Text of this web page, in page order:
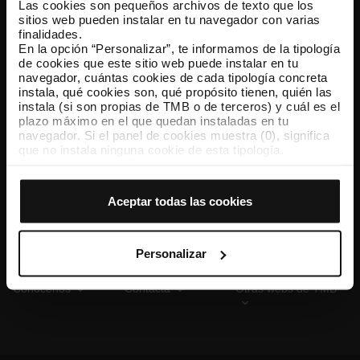
Las cookies son pequeños archivos de texto que los
sitios web pueden instalar en tu navegador con varias
finalidades.
En la opción “Personalizar”, te informamos de la tipología
de cookies que este sitio web puede instalar en tu
navegador, cuántas cookies de cada tipología concreta
instala, qué cookies son, qué propósito tienen, quién las
instala (si son propias de TMB o de terceros) y cuál es el
plazo máximo en el que quedan instaladas en tu
navegador. Si el panel de cookies muestra (0), significa
que no instala ninguna cookie de esta tipología.
que todas estas cookies se instalen en tu navegador.
tipología de cookies permite indicar si quieres que se
instalen o no las cookies de esa clase.
Una vez que hayas marcado tus preferencias, debes
hacer clic en “Seleccionar y configurar”. Así se instalarán
previamente. Te sugerimos que selecciones las cookies
de personalización, porque permiten recordar tus
opciones de navegación (como el idioma) y mejoran tu
Aceptar todas las cookies
Personalizar
TMB App
Descárgate TMB App y compra tus billetes
App Store Google Play
Conócenos Contacta Otras webs de TMB